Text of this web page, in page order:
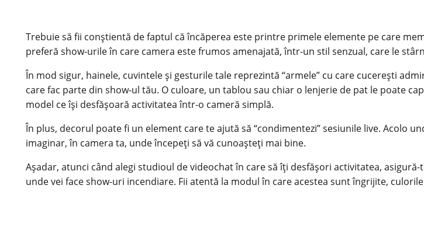
Trebuie să fii conștientă de faptul că încăperea este printre primele elemente pe care
preferă show-urile în care camera este frumos amenajată, într-un stil senzual, care le
În mod sigur, hainele, cuvintele și gesturile tale reprezintă “armele” cu care cucerești
care fac parte din show-ul tău. O culoare, un tablou sau chiar o lenjerie de pat le poate
model ce își desfășoară activitatea într-o cameră simplă.
În plus, decorul poate fi un element care te ajută să “condimentezi” sesiunile live. Acolo
imaginar, în camera ta, unde începeți să vă cunoașteți mai bine.
Așadar, atunci când alegi studioul devideochatîn care să îți desfășori activitatea,
unde vei face show-uri incendiare. Fii atentă la modul în care acestea sunt îngrijite,